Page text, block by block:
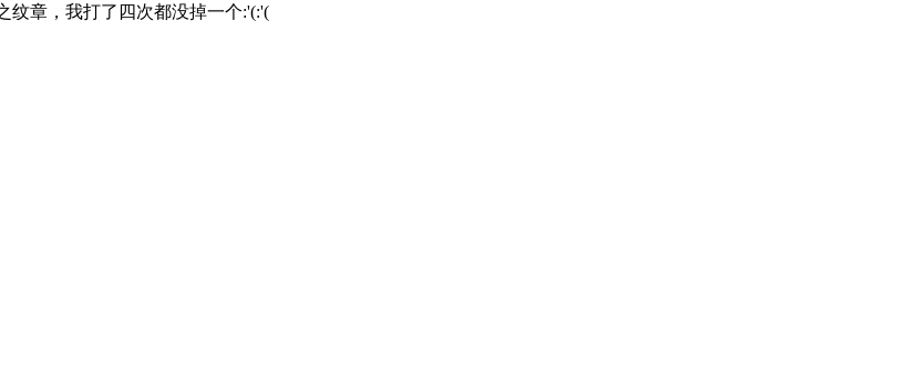
纹章，我打了四次都没掉一个:'(:'(